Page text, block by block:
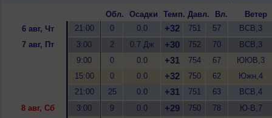
Обл. Осадки Темп. Давл. Вл.
Ветер
6 авг, Чт
21:00 0 0.0 +32 751 57
ВСВ,3
7 авг, Пт
3:00 2 0.7 Дж +30 752 70
ВСВ,3
9:00
0 0.0 +31 754 67
ЮЮВ,3
15:00
0 0.0 +32 750 62
Южн,4
21:00
25 0.0 +31 751 63
ВСВ,4
8 авг, Сб
3:00 9 0.0 +29 750 78
Ю-В,7